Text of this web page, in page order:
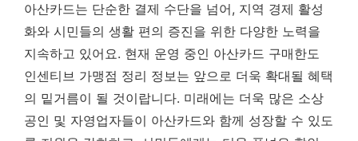
아산카드는 단순한 결제 수단을 넘어, 지역 경제 활성
화와 시민들의 생활 편의 증진을 위한 다양한 노력을
지속하고 있어요. 현재 운영 중인 아산카드 구매한도
인센티브 가맹점 정리 정보는 앞으로 더욱 확대될 혜택
의 밑거름이 될 것이랍니다. 미래에는 더욱 많은 소상
공인 및 자영업자들이 아산카드와 함께 성장할 수 있도